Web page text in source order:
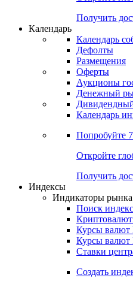
Попробуйте
Откройте
Получить
Календарь
Календарь
Дефолты
Размещения
Оферты
Аукционы
Денежный
Календарь
Попробуйте
Получить
Индикаторы рынка
Поиск
Курсы валют
Курсы валют